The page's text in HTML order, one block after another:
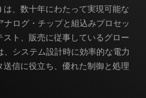
、数十年にわたって実現可能な
ログ・チップと組込みプロセッ
ト、販売に従事しているグロー
システム設計時に効率的な電力
信に役立ち、優れた制御と処理